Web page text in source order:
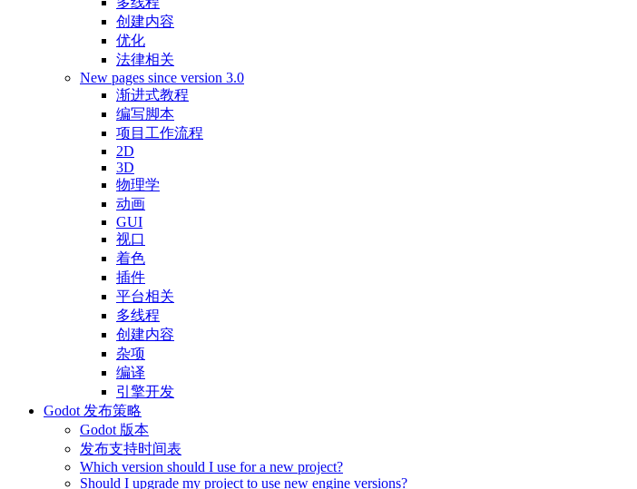
创建内容
优化
法律相关
New pages since version 3.0
渐进式教程
编写脚本
项目工作流程
2D
3D
物理学
动画
GUI
视口
着色
插件
平台相关
多线程
创建内容
杂项
编译
引擎开发
Godot 发布策略
Godot 版本
发布支持时间表
Which version should I use for a new project?
Should I upgrade my project to use new engine versions?